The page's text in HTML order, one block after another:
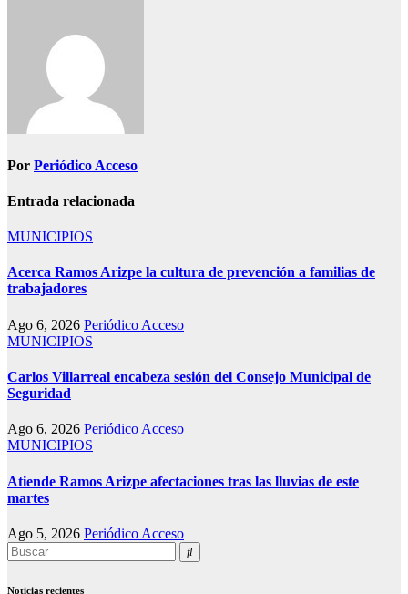
Por Periódico Acceso
Entrada relacionada
MUNICIPIOS
Acerca Ramos Arizpe la cultura de prevención a familias de
trabajadores
Ago 6, 2026 Periódico Acceso
MUNICIPIOS
Carlos Villarreal encabeza sesión del Consejo Municipal de
Seguridad
Ago 6, 2026 Periódico Acceso
MUNICIPIOS
Atiende Ramos Arizpe afectaciones tras las lluvias de este
martes
Ago 5, 2026 Periódico Acceso
Noticias recientes